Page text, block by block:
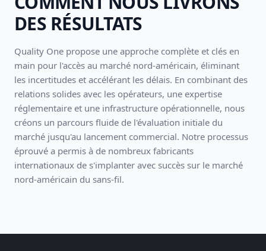
DES RÉSULTATS
Quality One propose une approche complète et clés en
main pour l'accès au marché nord-américain, éliminant
les incertitudes et accélérant les délais. En combinant des
relations solides avec les opérateurs, une expertise
réglementaire et une infrastructure opérationnelle, nous
créons un parcours fluide de l'évaluation initiale du
marché jusqu'au lancement commercial. Notre processus
éprouvé a permis à de nombreux fabricants
internationaux de s'implanter avec succès sur le marché
nord-américain du sans-fil.